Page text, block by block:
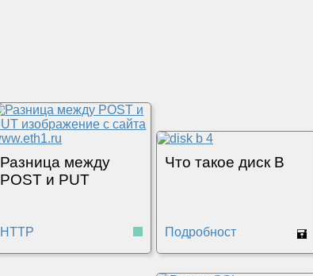
Разница между
POST и PUT
HTTP
Что такое диск B
Подробности 🖬